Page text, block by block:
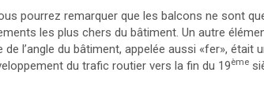
pourrez remarquer que les balcons ne sont
les plus chers du bâtiment. Un autre
de l’angle du bâtiment, appelée aussi «fer»,
du trafic routier vers la fin du 19ème